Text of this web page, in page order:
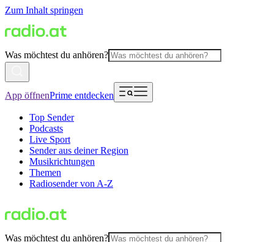
Zum Inhalt springen
Was möchtest du anhören?
App öffnenPrime entdecken
Top Sender
Podcasts
Live Sport
Sender aus deiner Region
Musikrichtungen
Themen
Radiosender von A-Z
Was möchtest du anhören?